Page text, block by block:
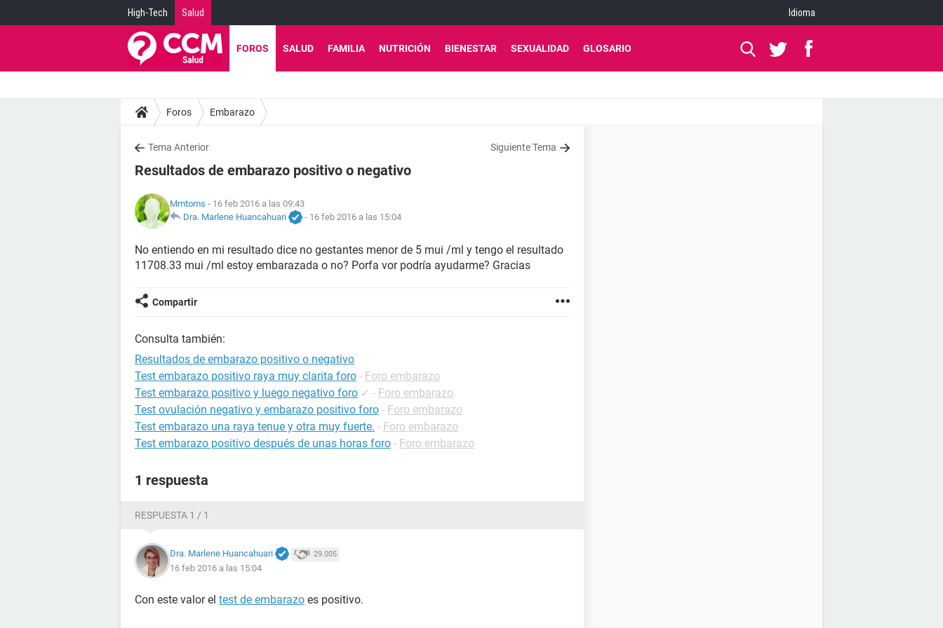
High-Tech Salud Idioma
FOROS SALUD FAMILIA NUTRICIÓN BIENESTAR SEXUALIDAD GLOSARIO
Foros Embarazo
Tema Anterior Siguiente Tema
Resultados de embarazo positivo o negativo
Mmtoms - 16 feb 2016 a las 09:43
Dra. Marlene Huancahuari
- 16 feb 2016 a las 15:04
No entiendo en mi resultado dice no gestantes menor de 5 mui /ml y tengo el resultado
11708.33 mui /ml estoy embarazada o no? Porfa vor podría ayudarme? Gracias
Compartir
Consulta también:
Resultados de embarazo positivo o negativo
Test embarazo positivo raya muy clarita foro - Foro embarazo
Test embarazo positivo y luego negativo foro ✓ - Foro embarazo
Test ovulación negativo y embarazo positivo foro - Foro embarazo
Test embarazo una raya tenue y otra muy fuerte. - Foro embarazo
Test embarazo positivo después de unas horas foro - Foro embarazo
1 respuesta
RESPUESTA 1 / 1
Dra. Marlene Huancahuari 29.005
16 feb 2016 a las 15:04
Con este valor el test de embarazo es positivo.